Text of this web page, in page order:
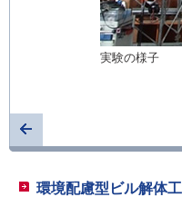
実験の様子
環境配慮型ビル解体